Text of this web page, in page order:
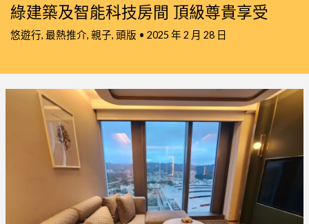
綠建築及智能科技房間 頂級尊貴享受
悠遊行, 最熱推介, 親子, 頭版 • 2025 年 2 月 28 日